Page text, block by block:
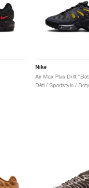
Nike
Air Max Plus Drift
Děti / Sportstyle / Boty